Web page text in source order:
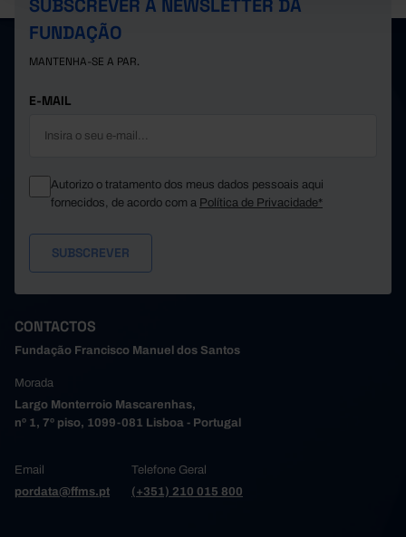
SUBSCREVER A NEWSLETTER DA
FUNDAÇÃO
MANTENHA-SE A PAR.
E-MAIL
Autorizo o tratamento dos meus dados pessoais aqui
fornecidos, de acordo com a Política de Privacidade*
CONTACTOS
Fundação Francisco Manuel dos Santos
Morada
Largo Monterroio Mascarenhas,
nº 1, 7º piso, 1099-081 Lisboa - Portugal
Email
pordata@ffms.pt
Telefone Geral
(+351) 210 015 800